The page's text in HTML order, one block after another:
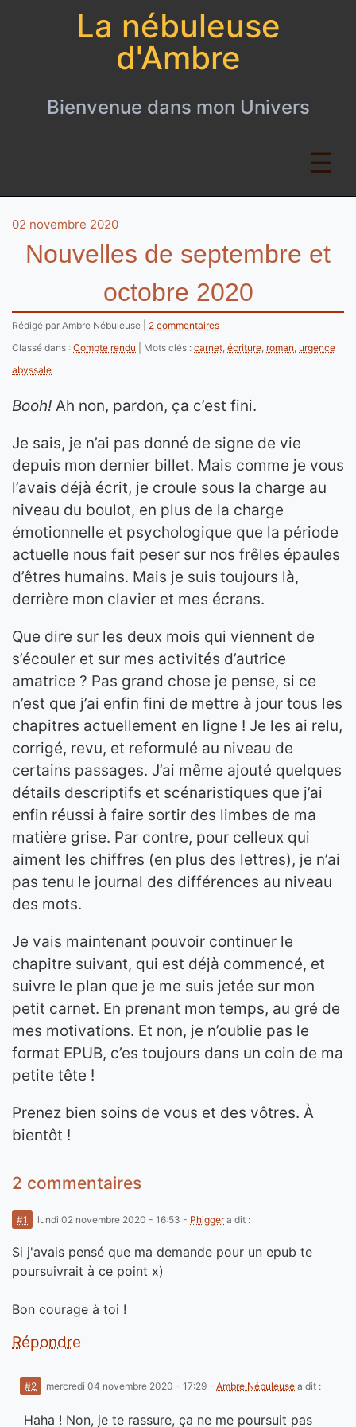
La nébuleuse
d'Ambre
Bienvenue dans mon Univers
02 novembre 2020
Nouvelles de septembre et
octobre 2020
Rédigé par Ambre Nébuleuse
2 commentaires
Classé dans : Compte rendu Mots clés : carnet, écriture, roman, urgence
abyssale
Booh! Ah non, pardon, ça c’est fini.
Je sais, je n’ai pas donné de signe de vie
depuis mon dernier billet. Mais comme je vous
l’avais déjà écrit, je croule sous la charge au
niveau du boulot, en plus de la charge
émotionnelle et psychologique que la période
actuelle nous fait peser sur nos frêles épaules
d’êtres humains. Mais je suis toujours là,
derrière mon clavier et mes écrans.
Que dire sur les deux mois qui viennent de
s’écouler et sur mes activités d’autrice
amatrice ? Pas grand chose je pense, si ce
n’est que j’ai enfin fini de mettre à jour tous les
chapitres actuellement en ligne ! Je les ai relu,
corrigé, revu, et reformulé au niveau de
certains passages. J’ai même ajouté quelques
détails descriptifs et scénaristiques que j’ai
enfin réussi à faire sortir des limbes de ma
matière grise. Par contre, pour celleux qui
aiment les chiffres (en plus des lettres), je n’ai
pas tenu le journal des différences au niveau
des mots.
Je vais maintenant pouvoir continuer le
chapitre suivant, qui est déjà commencé, et
suivre le plan que je me suis jetée sur mon
petit carnet. En prenant mon temps, au gré de
mes motivations. Et non, je n’oublie pas le
format EPUB, c’es toujours dans un coin de ma
petite tête !
Prenez bien soins de vous et des vôtres. À
bientôt !
2 commentaires
#1 lundi 02 novembre 2020 - 16:53 - Phiggera dit :
Si j'avais pensé que ma demande pour un epub te
poursuivrait à ce point x)
Bon courage à toi !
Répondre
#2 mercredi 04 novembre 2020 - 17:29 - Ambre Nébuleuse a dit :
Haha ! Non, je te rassure, ça ne me poursuit pas